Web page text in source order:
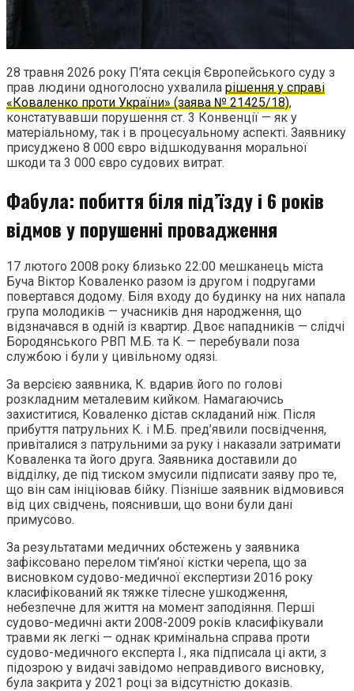
28 травня 2026 року П’ята секція Європейського суду з
прав людини одноголосно ухвалила рішення у справі
«Коваленко проти України» (заява № 21425/18),
констатувавши порушення ст. 3 Конвенції — як у
матеріальному, так і в процесуальному аспекті. Заявнику
присуджено 8 000 євро відшкодування моральної
шкоди та 3 000 євро судових витрат.
Фабула: побиття біля під’їзду і 6 років
відмов у порушенні провадження
17 лютого 2008 року близько 22:00 мешканець міста
Буча Віктор Коваленко разом із другом і подругами
повертався додому. Біля входу до будинку на них напала
група молодиків — учасників дня народження, що
відзначався в одній із квартир. Двоє нападників — слідчі
Бородянського РВП М.Б. та К. — перебували поза
службою і були у цивільному одязі.
За версією заявника, К. вдарив його по голові
розкладним металевим кийком. Намагаючись
захиститися, Коваленко дістав складаний ніж. Після
прибуття патрульних К. і М.Б. пред’явили посвідчення,
привіталися з патрульними за руку і наказали затримати
Коваленка та його друга. Заявника доставили до
відділку, де під тиском змусили підписати заяву про те,
що він сам ініціював бійку. Пізніше заявник відмовився
від цих свідчень, пояснивши, що вони були дані
примусово.
За результатами медичних обстежень у заявника
зафіксовано перелом тім’яної кістки черепа, що за
висновком судово-медичної експертизи 2016 року
класифікований як тяжке тілесне ушкодження,
небезпечне для життя на момент заподіяння. Перші
судово-медичні акти 2008-2009 років класифікували
травми як легкі — однак кримінальна справа проти
судово-медичного експерта І., яка підписала ці акти, з
підозрою у видачі завідомо неправдивого висновку,
була закрита у 2021 році за відсутністю доказів.